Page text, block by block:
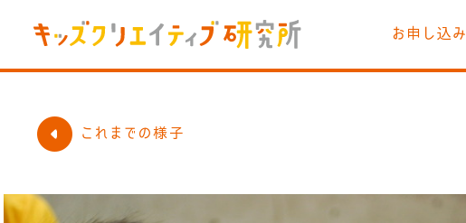
お申し込み
これまでの様子